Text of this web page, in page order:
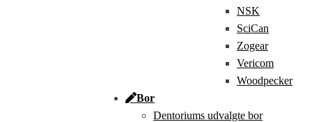
NSK
SciCan
Zogear
Vericom
Woodpecker
Bor
Dentoriums udvalgte bor